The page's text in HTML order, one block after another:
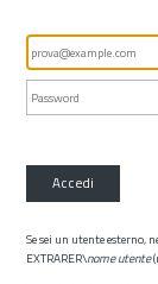
Accedi
Se sei un utente esterno,
EXTRARER\nome utente